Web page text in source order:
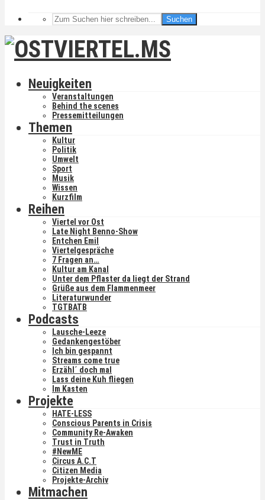
Suchen
Neuigkeiten
Veranstaltungen
Behind the scenes
Pressemitteilungen
Themen
Kultur
Politik
Umwelt
Sport
Musik
Wissen
Kurzfilm
Reihen
Viertel vor Ost
Late Night Benno-Show
Entchen Emil
Viertelgespräche
7 Fragen an…
Kultur am Kanal
Unter dem Pflaster da liegt der Strand
Grüße aus dem Flammenmeer
Literaturwunder
TGTBATB
Podcasts
Lausche-Leeze
Gedankengestöber
Ich bin gespannt
Streams come true
Erzähl´ doch mal
Lass deine Kuh fliegen
Im Kasten
Projekte
HATE-LESS
Conscious Parents in Crisis
Community Re-Awaken
Trust in Truth
#NewME
Circus A.C.T
Citizen Media
Projekte-Archiv
Mitmachen